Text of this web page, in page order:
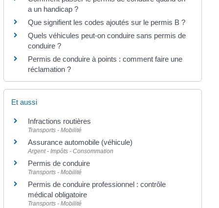
a un handicap ?
Que signifient les codes ajoutés sur le permis B ?
Quels véhicules peut-on conduire sans permis de
conduire ?
Permis de conduire à points : comment faire une
réclamation ?
Et aussi
Infractions routières
Transports - Mobilité
Assurance automobile (véhicule)
Argent - Impôts - Consommation
Permis de conduire
Transports - Mobilité
Permis de conduire professionnel : contrôle
médical obligatoire
Transports - Mobilité